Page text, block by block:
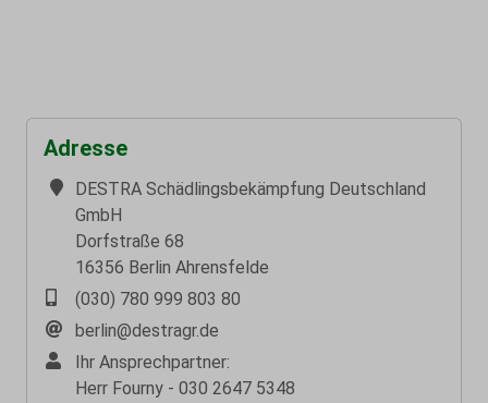
Adresse
DESTRA Schädlingsbekämpfung Deutschland
GmbH
Dorfstraße 68
16356 Berlin Ahrensfelde
(030) 780 999 803 80
berlin@destragr.de
Ihr Ansprechpartner:
Herr Fourny - 030 2647 5348